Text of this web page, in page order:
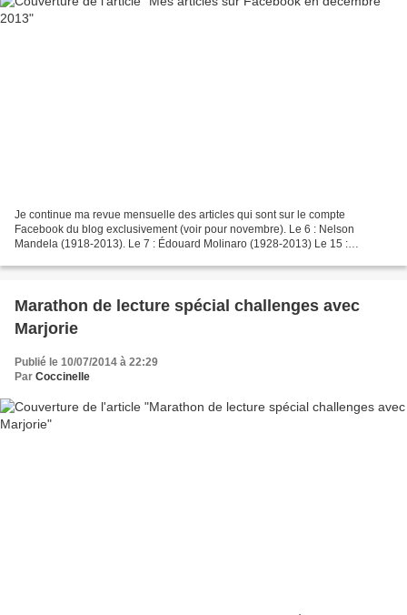
Je continue ma revue mensuelle des articles qui sont sur le compte
Facebook du blog exclusivement (voir pour novembre). Le 6 : Nelson
Mandela (1918-2013). Le 7 : Édouard Molinaro (1928-2013) Le 15 :
Marathon de lecture spécial challenges avec
Marjorie
Publié le 10/07/2014 à 22:29
Par Coccinelle